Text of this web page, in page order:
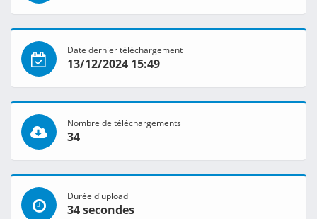
Date dernier téléchargement
13/12/2024 15:49
Nombre de téléchargements
34
Durée d'upload
34 secondes